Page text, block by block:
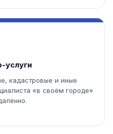
услуги
кадастровые и иные
«в своём городе»